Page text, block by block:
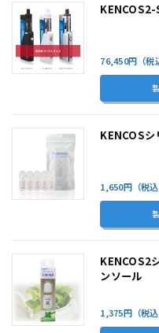
KENCOS2-
76,450円（税
KENCOSシ
1,650円（税込
KENCOS2
ンソール
1,375円（税込